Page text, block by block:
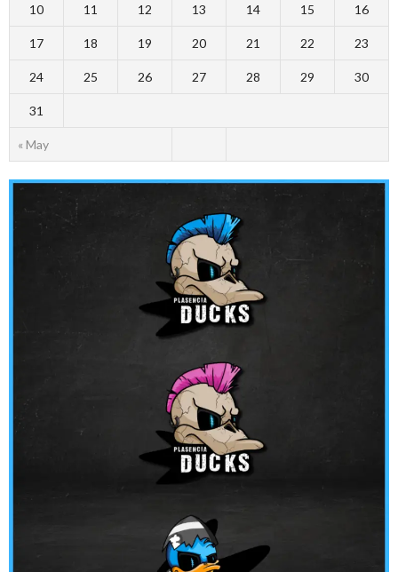
« May
10 11 12 13 14 15 16
17 18 19 20 21 22 23
24 25 26 27 28 29 30
31